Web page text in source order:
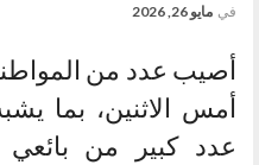
في مايو 26, 2026
أصيب عدد من
أمس الاثنين، بما
عدد كبير من